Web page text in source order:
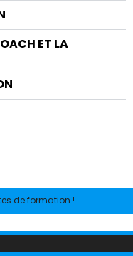
ET LA
de formation !